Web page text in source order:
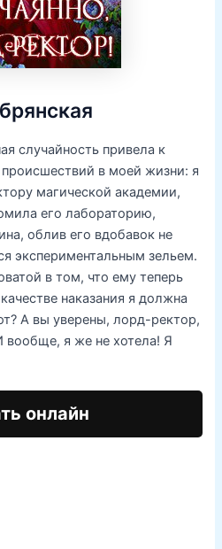
случайность привела к
в моей жизни: я
магической академии,
его лабораторию,
облив его вдобавок не
экспериментальным зельем.
в том, что ему теперь
наказания я должна
А вы уверены, лорд-ректор,
вообще, я же не хотела! Я
онлайн